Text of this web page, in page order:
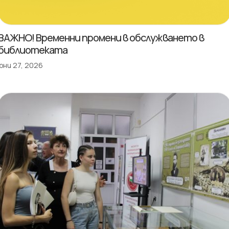
Временни промени в обслужването в
27, 2026